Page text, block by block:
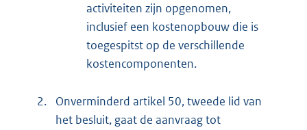
activiteiten zijn opgenomen,
inclusief een kostenopbouw die is
toegespitst op de verschillende
kostencomponenten.
2.
Onverminderd artikel 50, tweede lid van
het besluit, gaat de aanvraag tot